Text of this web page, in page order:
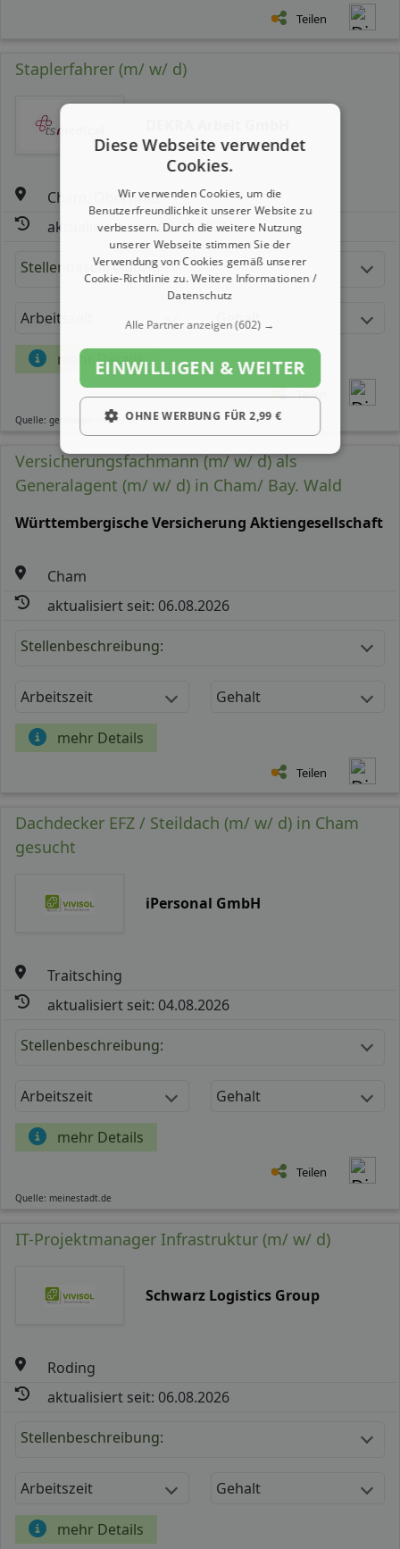
Teilen
Staplerfahrer (m/ w/ d)
Cham, Oberpfalz
aktualisiert seit: 06.08.2026
Stellenbeschreibung:
Arbeitszeit Gehalt
mehr Details
Teilen
Quelle: germanpersonnel.de
Versicherungsfachmann (m/ w/ d) als
Generalagent (m/ w/ d) in Cham/ Bay. Wald
Württembergische Versicherung Aktiengesellschaft
Cham
aktualisiert seit: 06.08.2026
Stellenbeschreibung:
Arbeitszeit Gehalt
mehr Details
Teilen
Dachdecker EFZ / Steildach (m/ w/ d) in Cham
gesucht
iPersonal GmbH
Traitsching
aktualisiert seit: 04.08.2026
Stellenbeschreibung:
Arbeitszeit Gehalt
mehr Details
Teilen
Quelle: meinestadt.de
IT-Projektmanager Infrastruktur (m/ w/ d)
Schwarz Logistics Group
Roding
aktualisiert seit: 06.08.2026
Stellenbeschreibung:
Arbeitszeit Gehalt
mehr Details
Diese Webseite verwendet
Cookies.
Wir verwenden Cookies, um die
Benutzerfreundlichkeit unserer Website zu
verbessern. Durch die weitere Nutzung
unserer Webseite stimmen Sie der
Verwendung von Cookies gemäß unserer
Cookie-Richtlinie zu.Weitere Informationen /
Datenschutz
Alle Partner anzeigen(602) →
EINWILLIGEN & WEITER
OHNE WERBUNG FÜR 2,99 €